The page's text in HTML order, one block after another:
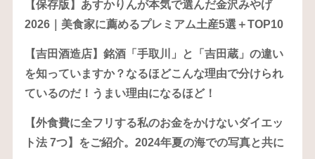
【保存版】あすかりんが本気で選んだ金沢みやげ
2026｜美食家に薦めるプレミアム土産5選＋TOP10
【吉田酒造店】銘酒「手取川」と「吉田蔵」の違い
を知っていますか？なるほどこんな理由で分けられ
ているのだ！うまい理由になるほど！
【外食費に全フリする私のお金をかけないダイエッ
ト法 7つ】をご紹介。2024年夏の海での写真と共に